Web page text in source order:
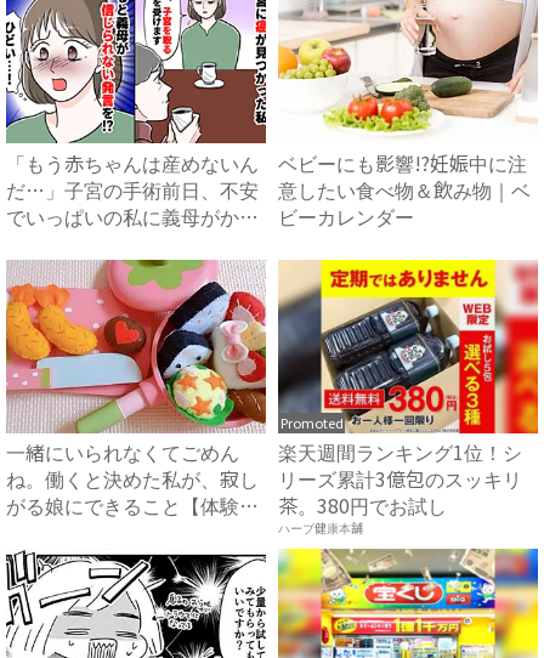
「もう赤ちゃんは産めないん
だ…」子宮の手術前日、不安
でいっぱいの私に義母がかけ
ベビーにも影響!?妊娠中に注
意したい食べ物＆飲み物｜ベ
ビーカレンダー
一緒にいられなくてごめん
ね。働くと決めた私が、寂し
がる娘にできること【体験
Promoted
楽天週間ランキング1位！シ
リーズ累計3億包のスッキリ
茶。380円でお試し
ハーブ健康本舗